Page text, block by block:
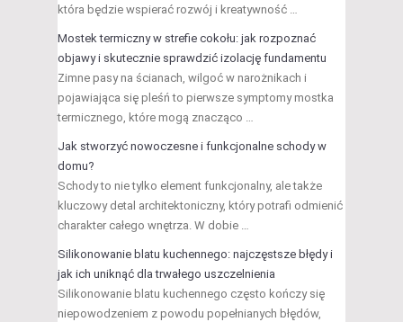
która będzie wspierać rozwój i kreatywność …
Mostek termiczny w strefie cokołu: jak rozpoznać
objawy i skutecznie sprawdzić izolację fundamentu
Zimne pasy na ścianach, wilgoć w narożnikach i
pojawiająca się pleśń to pierwsze symptomy mostka
termicznego, które mogą znacząco …
Jak stworzyć nowoczesne i funkcjonalne schody w
domu?
Schody to nie tylko element funkcjonalny, ale także
kluczowy detal architektoniczny, który potrafi odmienić
charakter całego wnętrza. W dobie …
Silikonowanie blatu kuchennego: najczęstsze błędy i
jak ich uniknąć dla trwałego uszczelnienia
Silikonowanie blatu kuchennego często kończy się
niepowodzeniem z powodu popełnianych błędów,